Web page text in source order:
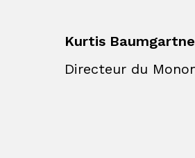
Kurtis
Directeur du